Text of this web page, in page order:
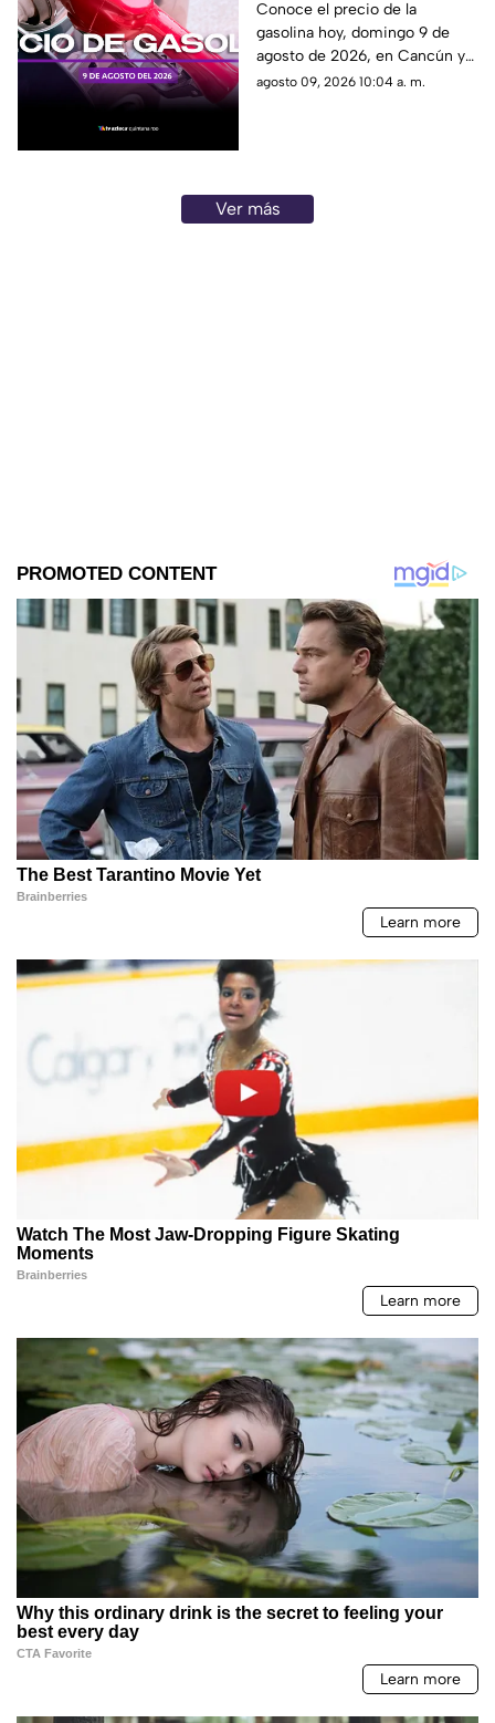
gasolina HOY, domingo
9 de agosto de 2026, en
Quintana Roo
Conoce el precio de la
gasolina hoy, domingo 9 de
agosto de 2026, en Cancún y
el resto de Quintana Roo. Este
agosto 09, 2026 10:04 a. m.
Ver más